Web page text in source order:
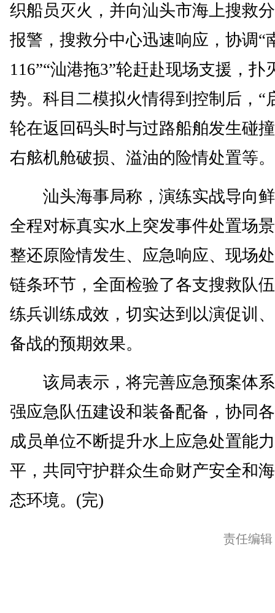
织船员灭火，并向汕头市海上搜救
报警，搜救分中心迅速响应，协调“
116”“汕港拖3”轮赶赴现场支援，扑
势。科目二模拟火情得到控制后，“
轮在返回码头时与过路船舶发生碰
右舷机舱破损、溢油的险情处置等。
汕头海事局称，演练实战导向
全程对标真实水上突发事件处置场
整还原险情发生、应急响应、现场
链条环节，全面检验了各支搜救队
练兵训练成效，切实达到以演促训
备战的预期效果。
该局表示，将完善应急预案体
强应急队伍建设和装备配备，协同
成员单位不断提升水上应急处置能
平，共同守护群众生命财产安全和
态环境。(完)
责任编